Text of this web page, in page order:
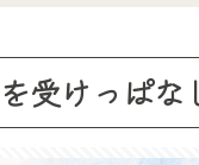
受けっぱな